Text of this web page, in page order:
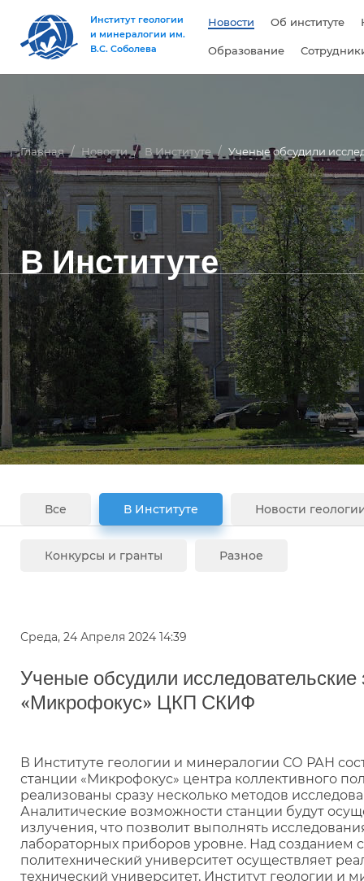
Институт геологии
и минералогии им.
В.С. Соболева
Новости Об институте
Образование
Главная Новости В Институте Ученые обсудили
В Институте
Все В Институте Новости
Конкурсы и гранты Разное
Среда, 24 Апреля 2024 14:39
Ученые обсудили
«Микрофокус» ЦКП СКИФ
В Институте геологии и минералогии СО РАН
станции «Микрофокус» центра коллективного
реализованы сразу несколько методов
Аналитические возможности станции будут
излучения, что позволит выполнять
лабораторных приборов уровне. Над созданием
политехнический университет осуществляет
технический университет, Институт геологии